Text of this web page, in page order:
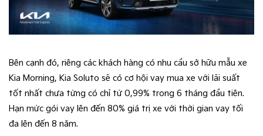
Bên cạnh đó, riêng các khách hàng có nhu cầu sở hữu mẫu xe
Kia Morning, Kia Soluto sẽ có cơ hội vay mua xe với lãi suất
tốt nhất chưa từng có chỉ từ 0,99% trong 6 tháng đầu tiên.
Hạn mức gói vay lên đến 80% giá trị xe với thời gian vay tối
đa lên đến 8 năm.